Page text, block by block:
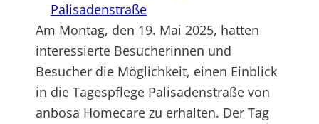
Palisadenstraße
Am Montag, den 19. Mai 2025, hatten
interessierte Besucherinnen und
Besucher die Möglichkeit, einen Einblick
in die Tagespflege Palisadenstraße von
anbosa Homecare zu erhalten. Der Tag